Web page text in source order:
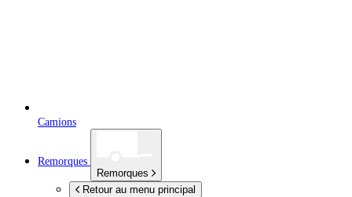
Camions
Remorques
Remorques
Retour au menu principal